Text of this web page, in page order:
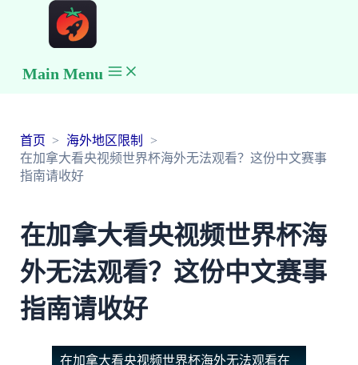
Main Menu
首页
海外地区限制
在加拿大看央视频世界杯海外无法观看？这份中文赛事
指南请收好
在加拿大看央视频世界杯海
外无法观看？这份中文赛事
指南请收好
在加拿大看央视频世界杯海外无法观看在